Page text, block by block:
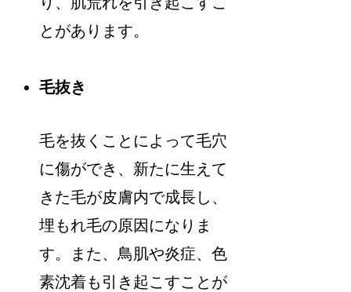
とがあります。
毛抜き
毛を抜くことによって毛穴
に傷ができ、新たに生えて
きた毛が皮膚内で成長し、
埋もれ毛の原因になりま
す。また、鳥肌や炎症、色
素沈着も引き起こすことが